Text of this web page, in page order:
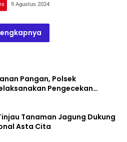
9 Agustus 2024
Pangan, Polsek
Pengecekan
Tanaman Jagung Dukung
Asta Cita